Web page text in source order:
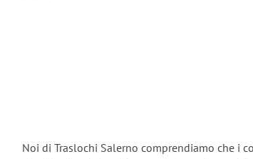
Noi di Traslochi Salerno comprendiamo che i